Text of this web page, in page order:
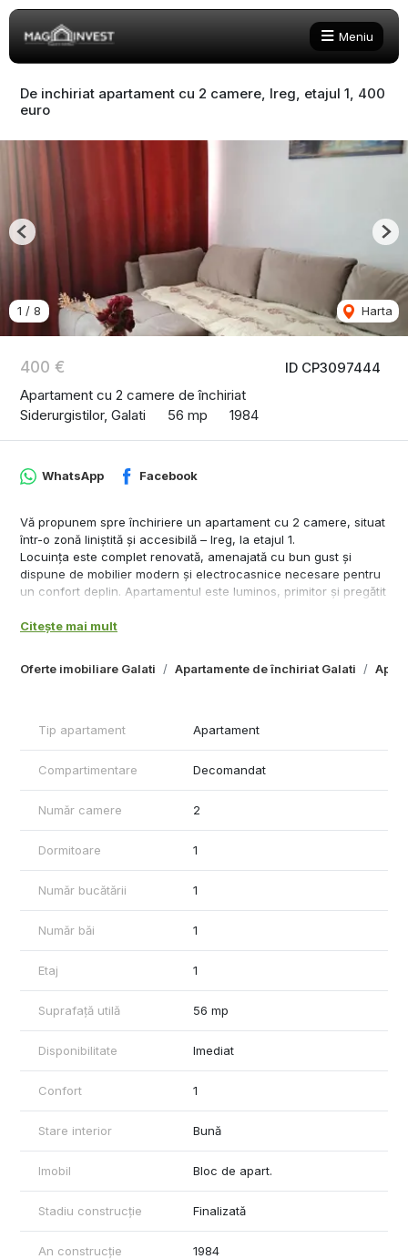
Meniu
De inchiriat apartament cu 2 camere, Ireg, etajul 1, 400
euro
ID CP3097444
400 €
Apartament cu 2 camere de închiriat
Siderurgistilor, Galati
56 mp 1984
1 / 8 Harta
Previous
Oferte imobiliare Galati Apartamente de închiriat Galati
WhatsApp Facebook
Vă propunem spre închiriere un apartament cu 2 camere, situat
într-o zonă liniștită și accesibilă – Ireg, la etajul 1.
Locuința este complet renovată, amenajată cu bun gust și
dispune de mobilier modern și electrocasnice necesare pentru
un confort deplin. Apartamentul este luminos, primitor și pregătit
- Complet mobilat și utilat
- Disponibil imediat.
prima chirie, o garantie egala cu chiria si comisionul agentiei
imobiliare.
Pentru detalii și programarea unei vizionări: 0746.252.252 Liliana
Citește mai mult
Tip apartament Apartament
Compartimentare Decomandat
Număr camere 2
Dormitoare 1
Număr bucătării 1
Număr băi 1
Etaj 1
Suprafață utilă 56 mp
Disponibilitate Imediat
Confort 1
Stare interior Bună
Imobil Bloc de apart.
Stadiu construcție Finalizată
An construcție 1984